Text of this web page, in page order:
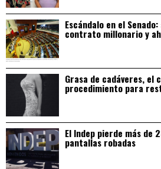
Escándalo en el
contrato millonario y
Grasa de cadáveres,
procedimiento para
El Indep pierde más de
pantallas robadas